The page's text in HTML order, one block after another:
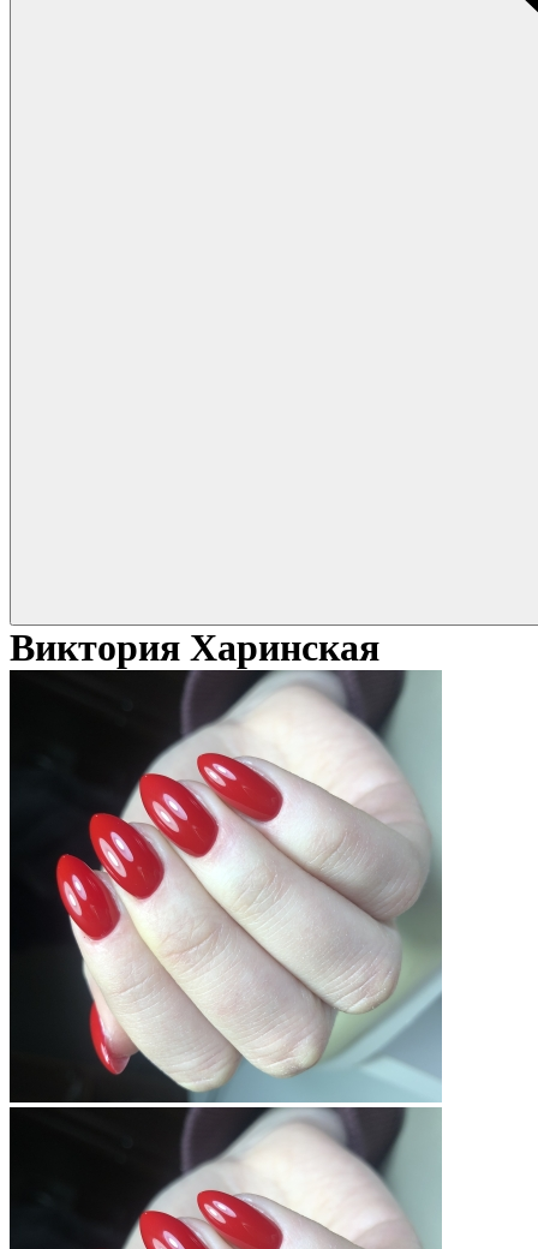
Виктория Харинская